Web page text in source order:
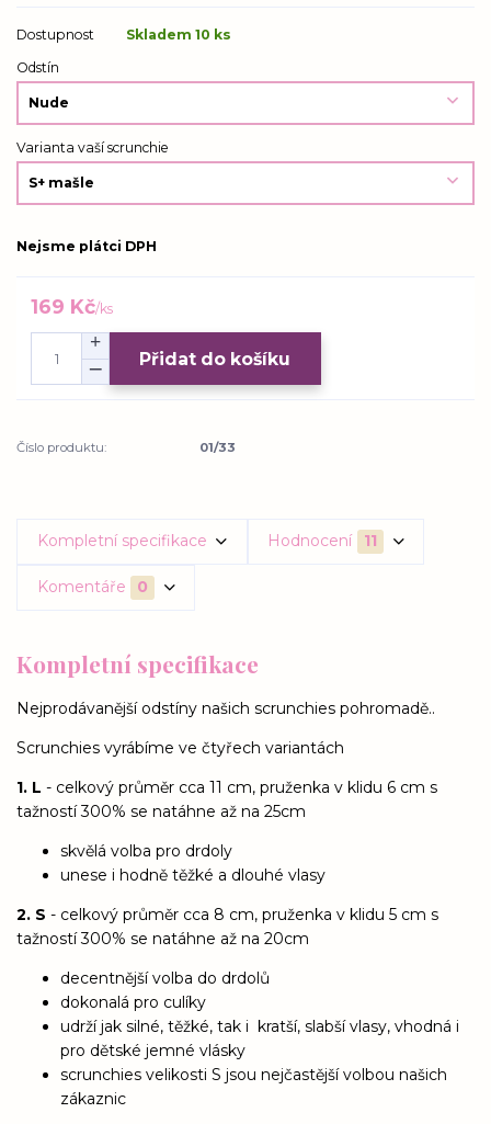
Dostupnost
Skladem 10 ks
Odstín
Varianta vaší scrunchie
Nejsme plátci DPH
169 Kč/ks
Přidat do košíku
Číslo produktu: 01/33
Kompletní specifikace Hodnocení 11
Komentáře 0
Kompletní specifikace
Nejprodávanější odstíny našich scrunchies pohromadě..
Scrunchies vyrábíme ve čtyřech variantách
1. L - celkový průměr cca 11 cm, pruženka v klidu 6 cm s
tažností 300% se natáhne až na 25cm
skvělá volba pro drdoly
unese i hodně těžké a dlouhé vlasy
2. S - celkový průměr cca 8 cm, pruženka v klidu 5 cm s
tažností 300% se natáhne až na 20cm
decentnější volba do drdolů
dokonalá pro culíky
udrží jak silné, těžké, tak i kratší, slabší vlasy, vhodná i
pro dětské jemné vlásky
scrunchies velikosti S jsou nejčastější volbou našich
zákaznic